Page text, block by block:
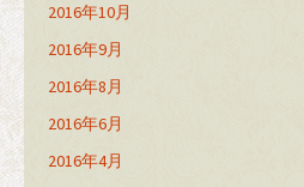
2016年10月
2016年9月
2016年8月
2016年6月
2016年4月